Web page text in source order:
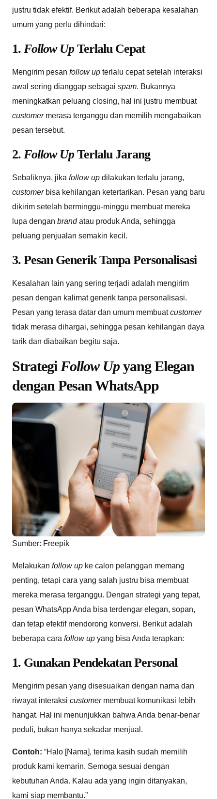
justru tidak efektif. Berikut adalah beberapa kesalahan
umum yang perlu dihindari:
1. Follow UpTerlalu Cepat
Mengirim pesan follow up terlalu cepat setelah interaksi
awal sering dianggap sebagai spam. Bukannya
meningkatkan peluang closing, hal ini justru membuat
customermerasa terganggu dan memilih mengabaikan
pesan tersebut.
2. Follow UpTerlalu Jarang
Sebaliknya, jika follow up dilakukan terlalu jarang,
customer bisa kehilangan ketertarikan. Pesan yang baru
dikirim setelah berminggu-minggu membuat mereka
lupa dengan brandatau produk Anda, sehingga
peluang penjualan semakin kecil.
3. Pesan Generik Tanpa Personalisasi
Kesalahan lain yang sering terjadi adalah mengirim
pesan dengan kalimat generik tanpa personalisasi.
Pesan yang terasa datar dan umum membuatcustomer
tidak merasa dihargai, sehingga pesan kehilangan daya
tarik dan diabaikan begitu saja.
Strategi Follow Up yang Elegan
dengan Pesan WhatsApp
Sumber: Freepik
Melakukan follow up ke calon pelanggan memang
penting, tetapi cara yang salah justru bisa membuat
mereka merasa terganggu. Dengan strategi yang tepat,
pesan WhatsApp Anda bisa terdengar elegan, sopan,
dan tetap efektif mendorong konversi. Berikut adalah
beberapa cara follow up yang bisa Anda terapkan:
1. Gunakan Pendekatan Personal
Mengirim pesan yang disesuaikan dengan nama dan
riwayat interaksi customer membuat komunikasi lebih
hangat. Hal ini menunjukkan bahwa Anda benar-benar
peduli, bukan hanya sekadar menjual.
Contoh: “Halo [Nama], terima kasih sudah memilih
produk kami kemarin. Semoga sesuai dengan
kebutuhan Anda. Kalau ada yang ingin ditanyakan,
kami siap membantu.”